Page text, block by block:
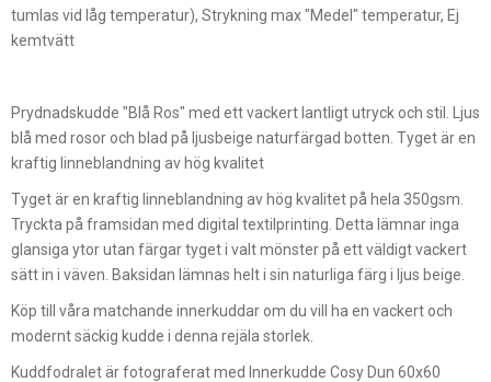
tumlas vid låg temperatur), Strykning max "Medel" temperatur, Ej
kemtvätt
Prydnadskudde "Blå Ros" med ett vackert lantligt utryck och stil. Ljus
blå med rosor och blad på ljusbeige naturfärgad botten. Tyget är en
kraftig linneblandning av hög kvalitet
Tyget är en kraftig linneblandning av hög kvalitet på hela 350gsm.
Tryckta på framsidan med digital textilprinting. Detta lämnar inga
glansiga ytor utan färgar tyget i valt mönster på ett väldigt vackert
sätt in i väven. Baksidan lämnas helt i sin naturliga färg i ljus beige.
Köp till våra matchande innerkuddar om du vill ha en vackert och
modernt säckig kudde i denna rejäla storlek.
Kuddfodralet är fotograferat med Innerkudde Cosy Dun 60x60